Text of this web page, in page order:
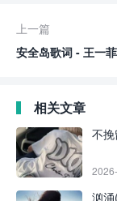
上一篇
安全岛歌词 - 王一菲
相关文章
不
汹